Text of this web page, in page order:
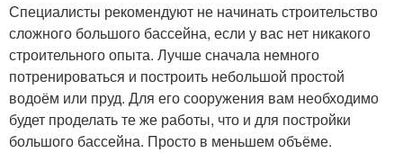
Специалисты рекомендуют не начинать строительство
сложного большого бассейна, если у вас нет никакого
строительного опыта. Лучше сначала немного
потренироваться и построить небольшой простой
водоём или пруд. Для его сооружения вам необходимо
будет проделать те же работы, что и для постройки
большого бассейна. Просто в меньшем объёме.